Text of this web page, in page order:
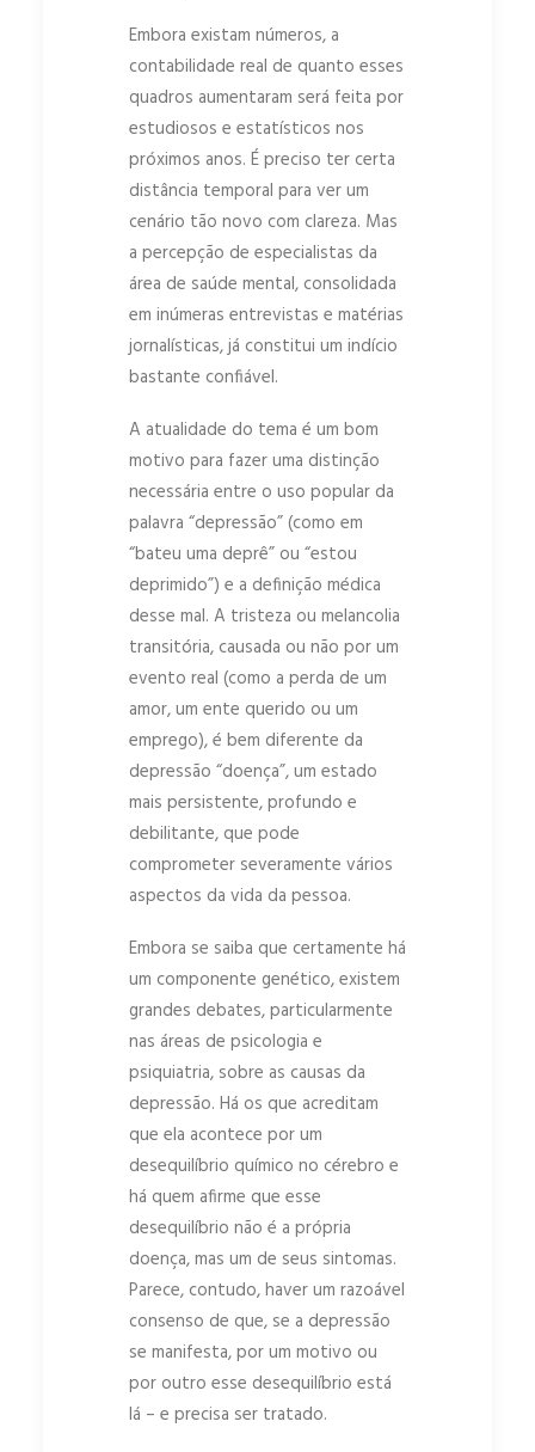
Embora existam números, a
contabilidade real de quanto esses
quadros aumentaram será feita por
estudiosos e estatísticos nos
próximos anos. É preciso ter certa
distância temporal para ver um
cenário tão novo com clareza. Mas
a percepção de especialistas da
área de saúde mental, consolidada
em inúmeras entrevistas e matérias
jornalísticas, já constitui um indício
bastante confiável.
A atualidade do tema é um bom
motivo para fazer uma distinção
necessária entre o uso popular da
palavra “depressão” (como em
“bateu uma deprê” ou “estou
deprimido”) e a definição médica
desse mal. A tristeza ou melancolia
transitória, causada ou não por um
evento real (como a perda de um
amor, um ente querido ou um
emprego), é bem diferente da
depressão “doença”, um estado
mais persistente, profundo e
debilitante, que pode
comprometer severamente vários
aspectos da vida da pessoa.
Embora se saiba que certamente há
um componente genético, existem
grandes debates, particularmente
nas áreas de psicologia e
psiquiatria, sobre as causas da
depressão. Há os que acreditam
que ela acontece por um
desequilíbrio químico no cérebro e
há quem afirme que esse
desequilíbrio não é a própria
doença, mas um de seus sintomas.
Parece, contudo, haver um razoável
consenso de que, se a depressão
se manifesta, por um motivo ou
por outro esse desequilíbrio está
lá – e precisa ser tratado.